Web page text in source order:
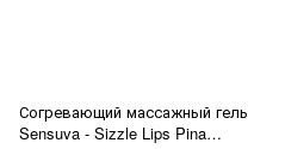
Согревающий массажный гель
Sensuva - Sizzle Lips Pina